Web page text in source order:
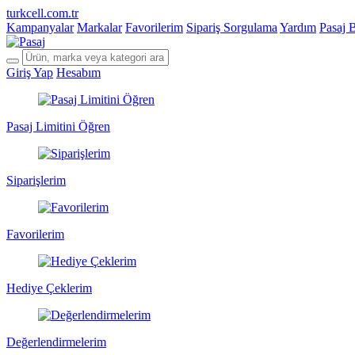
turkcell.com.tr
Kampanyalar Markalar Favorilerim Sipariş Sorgulama Yardım Pasaj
Giriş Yap Hesabım
Pasaj Limitini Öğren
Siparişlerim
Favorilerim
Hediye Çeklerim
Değerlendirmelerim